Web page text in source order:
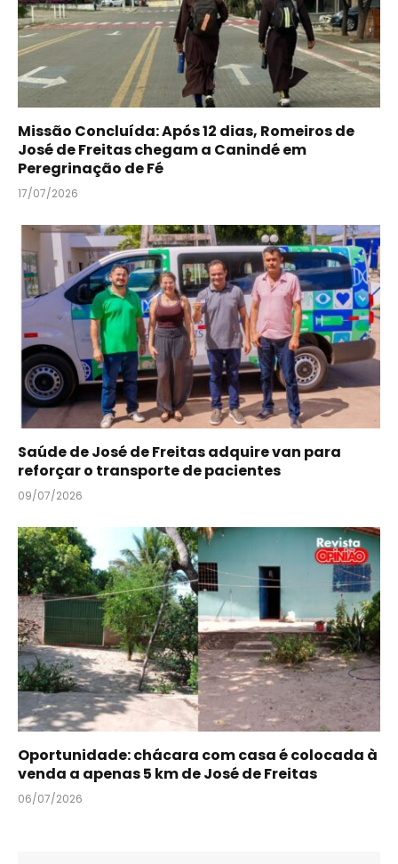
Missão Concluída: Após 12 dias, Romeiros de
José de Freitas chegam a Canindé em
Peregrinação de Fé
17/07/2026
Saúde de José de Freitas adquire van para
reforçar o transporte de pacientes
09/07/2026
Oportunidade: chácara com casa é colocada à
venda a apenas 5 km de José de Freitas
06/07/2026